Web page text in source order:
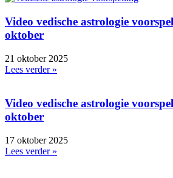
Video vedische astrologie
oktober
21 oktober 2025
Lees verder »
Video vedische astrologie
oktober
17 oktober 2025
Lees verder »